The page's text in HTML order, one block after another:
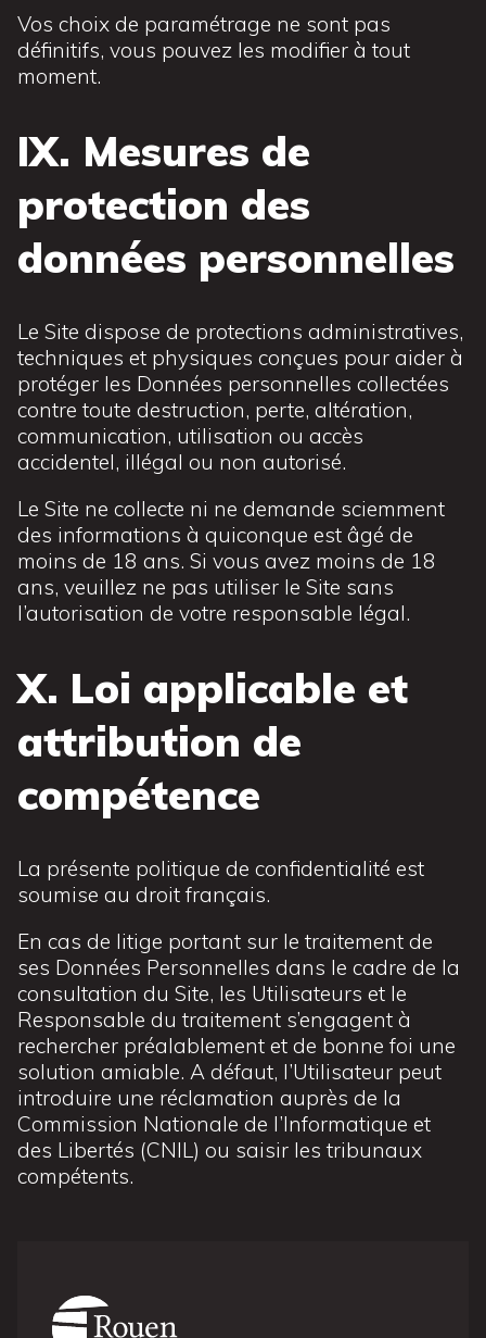
Vos choix de paramétrage ne sont pas
définitifs, vous pouvez les modifier à tout
moment.
IX. Mesures de
protection des
données personnelles
Le Site dispose de protections administratives,
techniques et physiques conçues pour aider à
protéger les Données personnelles collectées
contre toute destruction, perte, altération,
communication, utilisation ou accès
accidentel, illégal ou non autorisé.
Le Site ne collecte ni ne demande sciemment
des informations à quiconque est âgé de
moins de 18 ans. Si vous avez moins de 18
ans, veuillez ne pas utiliser le Site sans
l’autorisation de votre responsable légal.
X. Loi applicable et
attribution de
compétence
La présente politique de confidentialité est
soumise au droit français.
En cas de litige portant sur le traitement de
ses Données Personnelles dans le cadre de la
consultation du Site, les Utilisateurs et le
Responsable du traitement s’engagent à
rechercher préalablement et de bonne foi une
solution amiable. A défaut, l’Utilisateur peut
introduire une réclamation auprès de la
Commission Nationale de l’Informatique et
des Libertés (CNIL) ou saisir les tribunaux
compétents.